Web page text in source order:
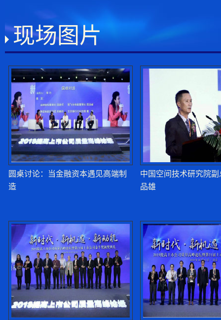
高培勇：扩张需求和
目标
高培勇：经济高质量
高培勇：经济高质量
高培勇：经济高质量
董明珠：格力在工业
路
贾康：我国现代化金
现场图片
圆桌讨论：当金融资本遇见高端制
造
中国空间技术研究院
品雄